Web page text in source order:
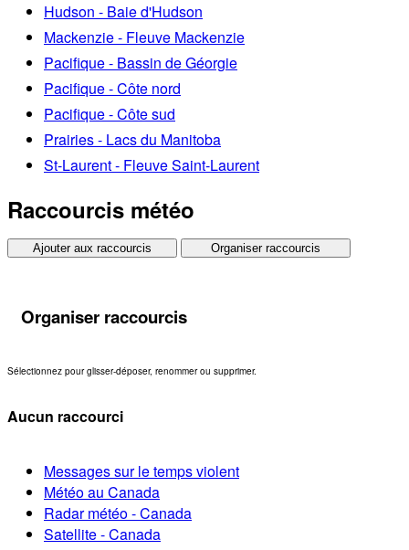
Hudson - Baie d'Hudson
Mackenzie - Fleuve Mackenzie
Pacifique - Bassin de Géorgie
Pacifique - Côte nord
Pacifique - Côte sud
Prairies - Lacs du Manitoba
St-Laurent - Fleuve Saint-Laurent
Raccourcis météo
Ajouter aux raccourcis Organiser raccourcis
Organiser raccourcis
Sélectionnez pour glisser-déposer, renommer ou supprimer.
Aucun raccourci
Messages sur le temps violent
Météo au Canada
Radar météo - Canada
Satellite - Canada